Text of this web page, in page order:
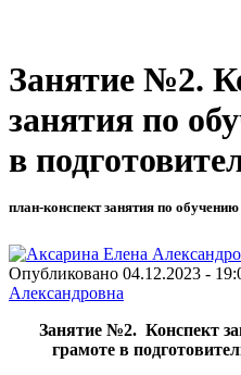
Занятие №2.
занятия по
в
план-конспект занятия по
Опубликовано 04.12.2023 -
Александровна
Занятие №2. Конспект
грамоте в